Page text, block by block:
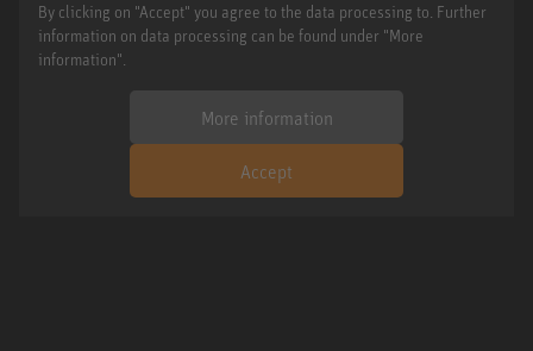
By clicking on "Accept" you agree to the data processing to. Further
information on data processing can be found under "More
information".
More information
Accept